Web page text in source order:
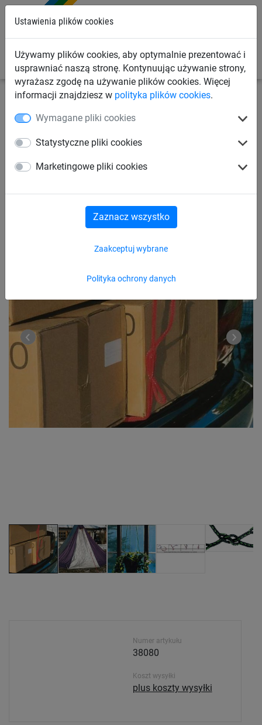
Ustawienia plików cookies
Używamy plików cookies, aby optymalnie prezentować i
usprawniać naszą stronę. Kontynuując używanie strony,
wyrażasz zgodę na używanie plików cookies. Więcej
informacji znajdziesz w polityka plików cookies.
Wymagane pliki cookies
Statystyczne pliki cookies
Marketingowe pliki cookies
Polityka ochrony danych
Zaakceptuj wybrane
Zaznacz wszystko
Linka ISILINK (ø 8 mm)
Numer artykułu
38080
Koszt wysyłki
plus koszty wysyłki